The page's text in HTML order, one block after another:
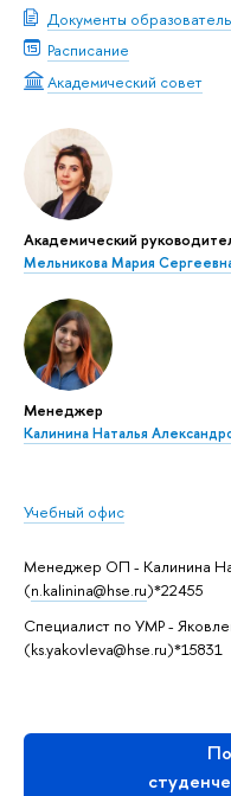
Документы
Расписание
Академический совет
Академический
Мельникова Мария
Менеджер
Калинина Наталья
Учебный офис
Менеджер ОП - Калинина
(n.kalinina@hse.ru)*22455
Специалист по УМР -
(ks.yakovleva@hse.ru)*15831